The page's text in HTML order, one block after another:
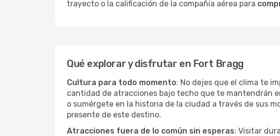
trayecto o la calificación de la compañía aérea para
Qué explorar y disfrutar en Fort Bragg
Cultura para todo momento: No dejes que el clima te
cantidad de atracciones bajo techo que te mantendrán
o sumérgete en la historia de la ciudad a través de sus
presente de este destino.
Atracciones fuera de lo común sin esperas: Visitar